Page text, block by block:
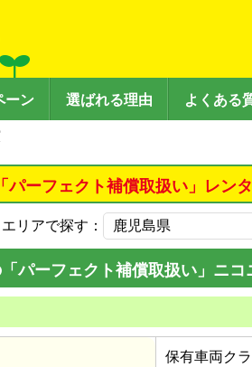
ーン 選ばれる理由 よくある
パーフェクト補償取扱い」レン
エリアで探す：
パーフェクト補償取扱い」ニ
保有車両ク